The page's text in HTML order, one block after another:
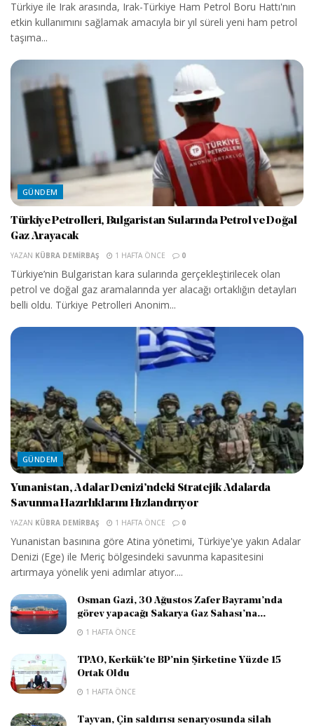
Türkiye ile Irak arasında, Irak-Türkiye Ham Petrol Boru Hattı'nın
etkin kullanımını sağlamak amacıyla bir yıl süreli yeni ham petrol
taşıma...
GÜNDEM
Türkiye Petrolleri, Bulgaristan Sularında Petrol ve Doğal
Gaz Arayacak
YAZAN KÜBRA DEMIRBAŞ 1 HAFTA ÖNCE 0
Türkiye’nin Bulgaristan kara sularında gerçekleştirilecek olan
petrol ve doğal gaz aramalarında yer alacağı ortaklığın detayları
belli oldu. Türkiye Petrolleri Anonim...
GÜNDEM
Yunanistan, Adalar Denizi’ndeki Stratejik Adalarda
Savunma Hazırlıklarını Hızlandırıyor
YAZAN KÜBRA DEMIRBAŞ 1 HAFTA ÖNCE 0
Yunanistan basınına göre Atina yönetimi, Türkiye'ye yakın Adalar
Denizi (Ege) ile Meriç bölgesindeki savunma kapasitesini
artırmaya yönelik yeni adımlar atıyor....
Osman Gazi, 30 Ağustos Zafer Bayramı’nda
görev yapacağı Sakarya Gaz Sahası’na...
1 HAFTA ÖNCE
TPAO, Kerkük’te BP’nin Şirketine Yüzde 15
Ortak Oldu
1 HAFTA ÖNCE
Tayvan, Çin saldırısı senaryosunda silah